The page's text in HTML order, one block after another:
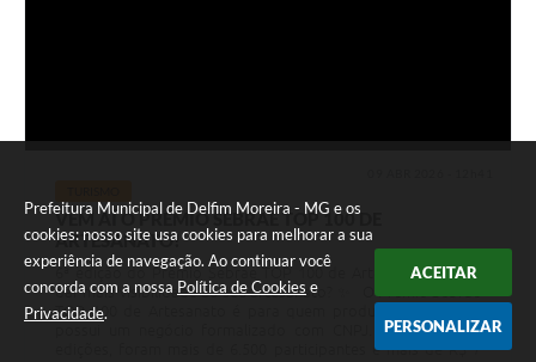
Prefeitura Municipal de Delfim Moreira - MG e os
cookies: nosso site usa cookies para melhorar a sua
experiência de navegação. Ao continuar você
concorda com a nossa Política de Cookies e
Privacidade.
ACEITAR
PERSONALIZAR
VEM AÍ O PRÊMIO SEBRAE TOP 100 DE
ARTESANATO!
6ª edição do Prêmio Sebrae TOP 100 de Artesanato Quer
dar mais visibilidade ao seu artesanato? ✨ O Prêmio Sebrae
TOP 100 de Artesanato é para quem produz artesanato e
possui um negócio formalizado com CNPJ. Nas últimas
edições, foram mais de 6.500 participantes e mais de R$ 7